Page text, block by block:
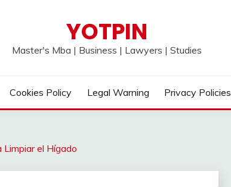
YOTPIN
Master's Mba | Business | Lawyers | Studies
Cookies Policy Legal Warning Privacy Policies
el Hígado